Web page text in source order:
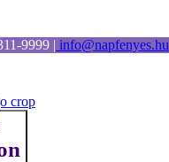
9999 | info@napfenyes.hu